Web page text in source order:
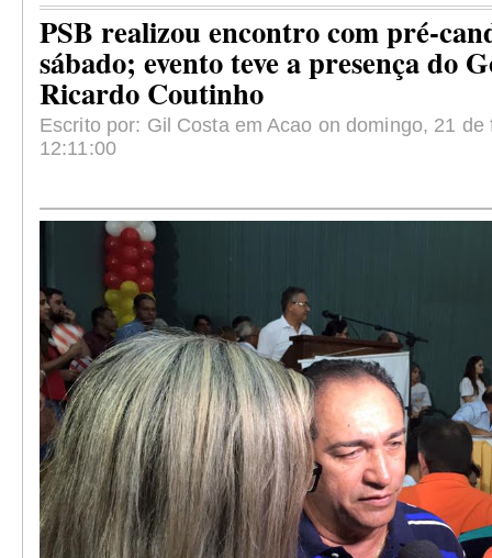
PSB realizou encontro com pré-
sábado; evento teve a presença do
Ricardo Coutinho
Escrito por: Gil Costa em Acao on domingo, 21
12:11:00